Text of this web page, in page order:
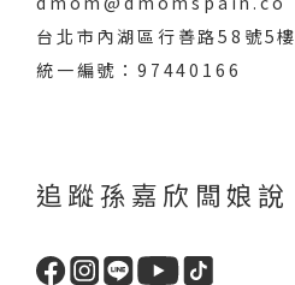
台北市內湖區行善路58號5樓
統一編號：97440166
追蹤孫嘉欣闆娘說